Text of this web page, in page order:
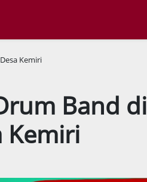
Kemiri
Band di
Kemiri